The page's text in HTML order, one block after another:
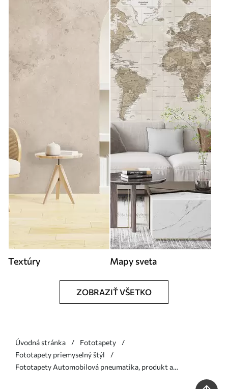
Textúry Mapy sveta
ZOBRAZIŤ VŠETKO
Úvodná stránka
Fototapety
Fototapety priemyselný štýl
Fototapety Automobilová pneumatika, produkt a